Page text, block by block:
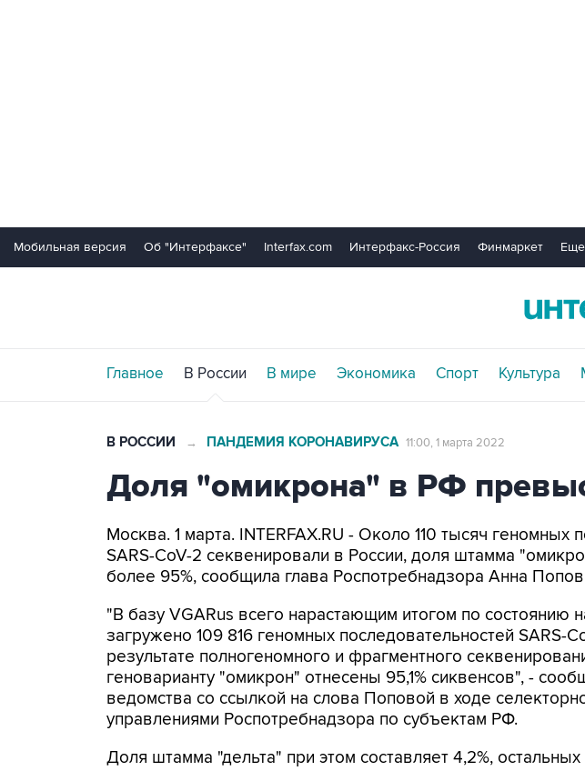
Мобильная версия Об "Интерфаксе" Interfax.com Интерфакс-Россия Финмаркет
Главное В России В мире Экономика Спорт Культура
В РОССИИ → ПАНДЕМИЯ КОРОНАВИРУСА 11:00, 1 марта 2022
Доля "омикрона" в РФ
Москва. 1 марта. INTERFAX.RU - Около 110 тысяч геномных
SARS-CoV-2 секвенировали в России, доля штамма
более 95%, сообщила глава Роспотребнадзора Анна
"В базу VGARus всего нарастающим итогом по состоянию
загружено 109 816 геномных последовательностей SARS-
результате полногеномного и фрагментного
геноварианту "омикрон" отнесены 95,1% сиквенсов", -
ведомства со ссылкой на слова Поповой в ходе
управлениями Роспотребнадзора по субъектам РФ.
Доля штамма "дельта" при этом составляет 4,2%,